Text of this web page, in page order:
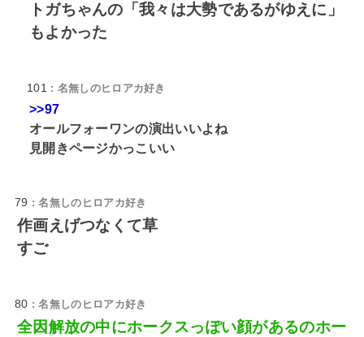
トガちゃんの「我々は大勢であるがゆえに」
もよかった
101 : 名無しのヒロアカ好き
>>97
オールフォーワンの演出いいよね
見開きページかっこいい
79 : 名無しのヒロアカ好き
作画えげつなくて草
すご
80 : 名無しのヒロアカ好き
全因解放の中にホークスっぽい顔があるのホー